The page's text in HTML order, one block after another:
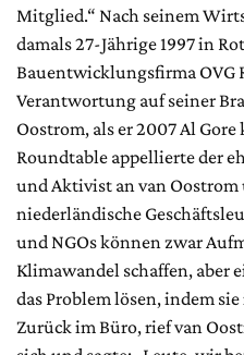
Mitglied.“ Nach seinem
damals 27-Jährige 1997 in
Bauentwicklungsfirma OVG
Verantwortung auf seiner
Oostrom, als er 2007 Al
Roundtable appellierte der
und Aktivist an van
niederländische
und NGOs können zwar
Klimawandel schaffen, aber
das Problem lösen, indem
Zurück im Büro, rief van